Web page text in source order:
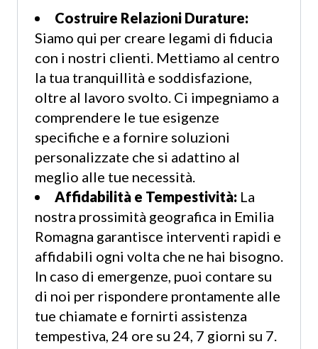
Costruire Relazioni Durature:
Siamo qui per creare legami di fiducia
con i nostri clienti. Mettiamo al centro
la tua tranquillità e soddisfazione,
oltre al lavoro svolto. Ci impegniamo a
comprendere le tue esigenze
specifiche e a fornire soluzioni
personalizzate che si adattino al
meglio alle tue necessità.
Affidabilità e Tempestività: La
nostra prossimità geografica in Emilia
Romagna garantisce interventi rapidi e
affidabili ogni volta che ne hai bisogno.
In caso di emergenze, puoi contare su
di noi per rispondere prontamente alle
tue chiamate e fornirti assistenza
tempestiva, 24 ore su 24, 7 giorni su 7.